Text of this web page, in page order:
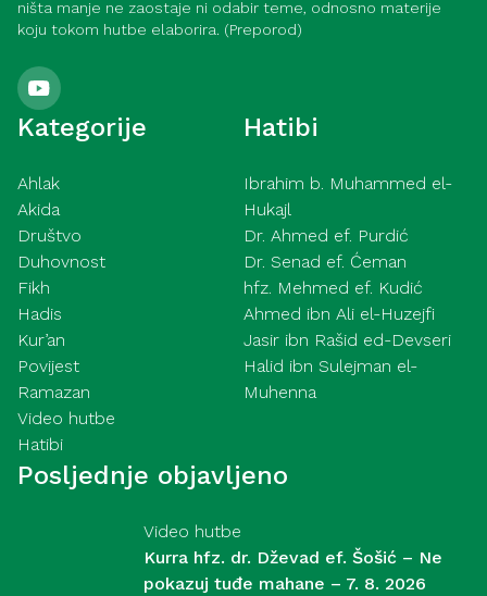
ništa manje ne zaostaje ni odabir teme, odnosno materije
koju tokom hutbe elaborira. (Preporod)
Kategorije
Ahlak
Akida
Društvo
Duhovnost
Fikh
Hadis
Kur’an
Povijest
Ramazan
Video hutbe
Hatibi
Hatibi
Ibrahim b. Muhammed el-
Hukajl
Dr. Ahmed ef. Purdić
Dr. Senad ef. Ćeman
hfz. Mehmed ef. Kudić
Ahmed ibn Ali el-Huzejfi
Jasir ibn Rašid ed-Devseri
Halid ibn Sulejman el-
Muhenna
Posljednje objavljeno
Video hutbe
Kurra hfz. dr. Dževad ef. Šošić – Ne
pokazuj tuđe mahane – 7. 8. 2026